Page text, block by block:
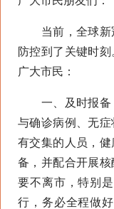
当前，全球新冠
防控到了关键时
广大市民：
一、及时报备，
与确诊病例、无
有交集的人员，
备，并配合开展
要不离市，特别
行，务必全程做